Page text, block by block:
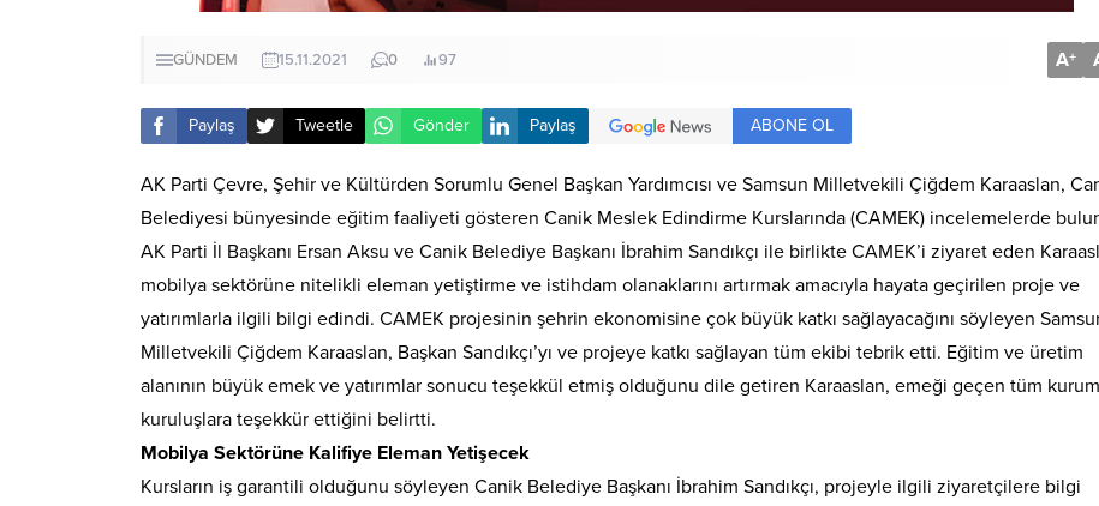
GÜNDEM 15.11.2021 0 97 A+
Paylaş Tweetle Gönder Paylaş ABONE OL
AK Parti Çevre, Şehir ve Kültürden Sorumlu Genel Başkan Yardımcısı ve Samsun Milletvekili Çiğdem Karaaslan,
Belediyesi bünyesinde eğitim faaliyeti gösteren Canik Meslek Edindirme Kurslarında (CAMEK) incelemelerde
AK Parti İl Başkanı Ersan Aksu ve Canik Belediye Başkanı İbrahim Sandıkçı ile birlikte CAMEK’i ziyaret eden
mobilya sektörüne nitelikli eleman yetiştirme ve istihdam olanaklarını artırmak amacıyla hayata geçirilen proje ve
yatırımlarla ilgili bilgi edindi. CAMEK projesinin şehrin ekonomisine çok büyük katkı sağlayacağını söyleyen
Milletvekili Çiğdem Karaaslan, Başkan Sandıkçı’yı ve projeye katkı sağlayan tüm ekibi tebrik etti. Eğitim ve üretim
alanının büyük emek ve yatırımlar sonucu teşekkül etmiş olduğunu dile getiren Karaaslan, emeği geçen tüm
kuruluşlara teşekkür ettiğini belirtti.
Mobilya Sektörüne Kalifiye Eleman Yetişecek
Kursların iş garantili olduğunu söyleyen Canik Belediye Başkanı İbrahim Sandıkçı, projeyle ilgili ziyaretçilere bilgi